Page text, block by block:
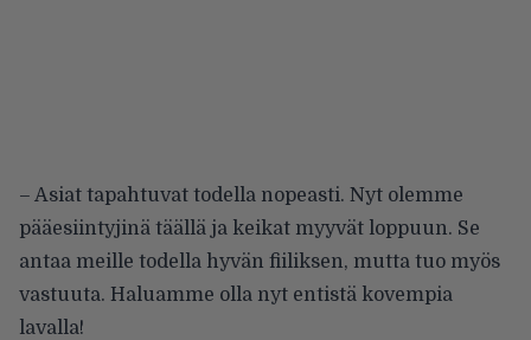
– Asiat tapahtuvat todella nopeasti. Nyt olemme
pääesiintyjinä täällä ja keikat myyvät loppuun. Se
antaa meille todella hyvän fiiliksen, mutta tuo myös
vastuuta. Haluamme olla nyt entistä kovempia
lavalla!